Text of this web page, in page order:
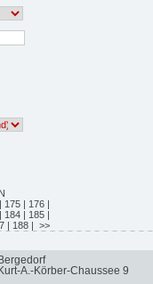
| 175 | 176 |
| 184 | 185 |
| 188 | >>
A.-Körber-Chaussee 9